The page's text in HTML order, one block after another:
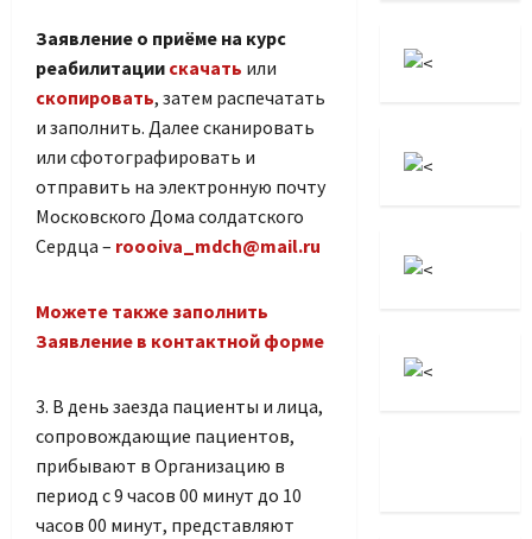
Заявление о приёме на курс
реабилитации скачать или
скопировать, затем распечатать
и заполнить. Далее сканировать
или сфотографировать и
отправить на электронную почту
Московского Дома солдатского
Сердца – roooiva_mdch@mail.ru
Можете также заполнить
Заявление в контактной форме
3. В день заезда пациенты и лица,
сопровождающие пациентов,
прибывают в Организацию в
период с 9 часов 00 минут до 10
часов 00 минут, представляют